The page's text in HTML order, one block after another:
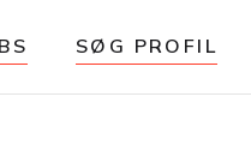
SØG PROFIL